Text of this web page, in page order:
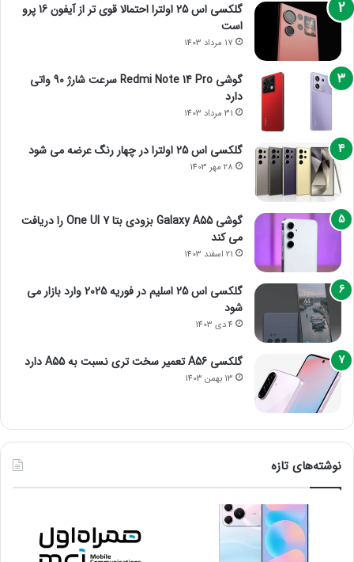
گلکسی اس 25 اولترا احتمالا قوی تر از آیفون 16 پرو
است
17 مرداد 1403
گوشی Redmi Note 14 Pro سرعت شارژ 90 واتی
دارد
31 مرداد 1403
گلکسی اس 25 اولترا در چهار رنگ عرضه می شود
28 مهر 1403
گوشی Galaxy A55 بزودی بتا One UI 7 را دریافت
می کند
21 اسفند 1403
گلکسی اس 25 اسلیم در فوریه 2025 وارد بازار می
شود
4 دی 1403
گلکسی A56 تعمیر سخت تری نسبت به A55 دارد
13 بهمن 1403
نوشته‌های تازه